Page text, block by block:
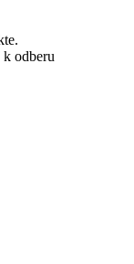
k odberu